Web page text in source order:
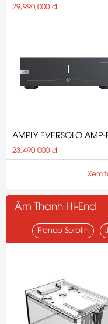
29,990,000 đ
AMPLY EVERSOLO AMP-
23,490,000 đ
Xem
Âm Thanh Hi-End
Franco Serblin